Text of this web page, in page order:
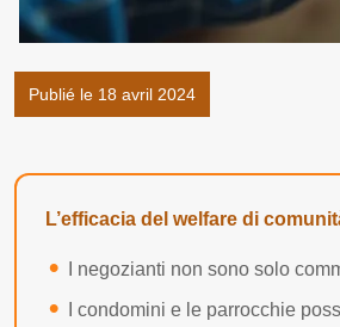
Publié le 18 avril 2024
L’efficacia del welfare di
I negozianti non sono solo
I condomini e le parrocchie